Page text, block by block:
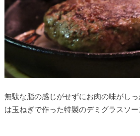
無駄な脂の感じがせずにお肉の味がし
は玉ねぎで作った特製のデミグラスソー